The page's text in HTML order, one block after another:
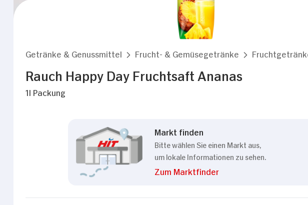
Getränke & Genussmittel Frucht- & Gemüsegetränke
Rauch Happy Day Fruchtsaft Ananas
1l Packung
Markt finden
Bitte wählen Sie einen Markt aus,
um lokale Informationen zu sehen.
Zum Marktfinder